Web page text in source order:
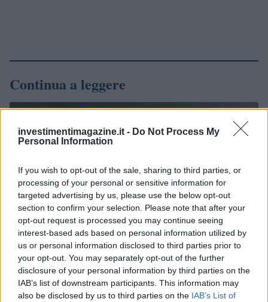
investimentimagazine.it - Do Not Process My
Personal Information
If you wish to opt-out of the sale, sharing to third parties, or
processing of your personal or sensitive information for
targeted advertising by us, please use the below opt-out
section to confirm your selection. Please note that after your
opt-out request is processed you may continue seeing
interest-based ads based on personal information utilized by
us or personal information disclosed to third parties prior to
your opt-out. You may separately opt-out of the further
disclosure of your personal information by third parties on the
IAB’s list of downstream participants. This information may
also be disclosed by us to third parties on the IAB’s List of
Continua a leggere
Petrolio in calo, Brent a 88.9 USD dopo un ribasso del 8.3%
Andrea Innocenti · 7 Ago 2026